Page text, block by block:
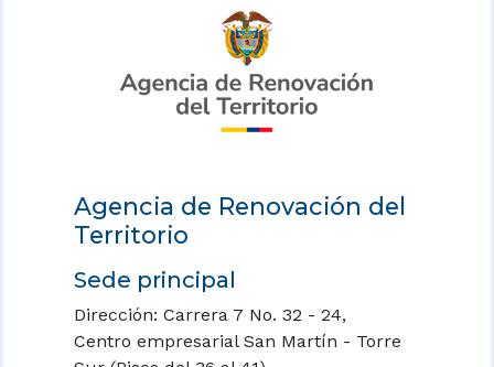
Agencia de Renovación del
Territorio
Sede principal
Dirección: Carrera 7 No. 32 - 24,
Centro empresarial San Martín - Torre